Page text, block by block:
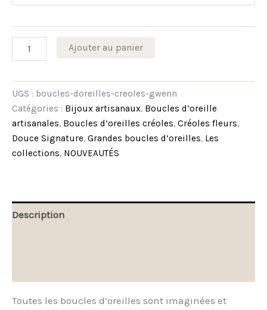
Ajouter au panier
UGS : boucles-doreilles-creoles-gwenn
Catégories : Bijoux artisanaux, Boucles d’oreille
artisanales, Boucles d’oreilles créoles, Créoles fleurs,
Douce Signature, Grandes boucles d’oreilles, Les
collections, NOUVEAUTÉS
Description
Toutes les boucles d’oreilles sont imaginées et